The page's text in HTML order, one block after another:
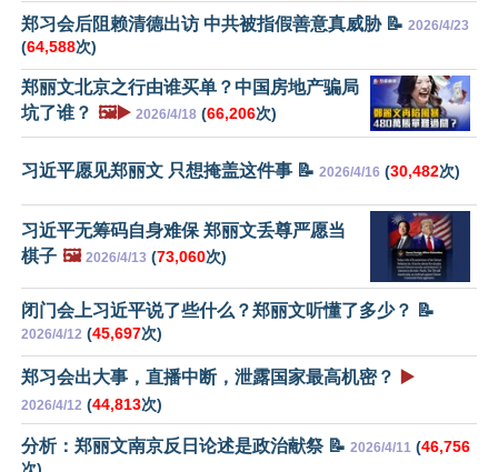
郑习会后阻赖清德出访 中共被指假善意真威胁 📝 2026/4/23
(64,588次)
郑丽文北京之行由谁买单？中国房地产骗局
坑了谁？ 🖼️▶️ 2026/4/18 (66,206次)
习近平愿见郑丽文 只想掩盖这件事 📝 2026/4/16 (30,482次)
习近平无筹码自身难保 郑丽文丢尊严愿当
棋子 🖼️ 2026/4/13 (73,060次)
闭门会上习近平说了些什么？郑丽文听懂了多少？ 📝
2026/4/12 (45,697次)
郑习会出大事，直播中断，泄露国家最高机密？ ▶️
2026/4/12 (44,813次)
分析：郑丽文南京反日论述是政治献祭 📝 2026/4/11 (46,756